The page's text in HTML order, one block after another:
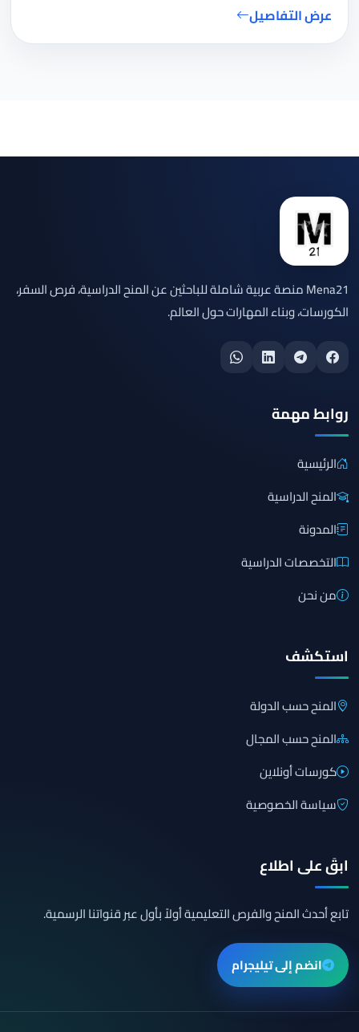
عرض التفاصيل
Mena21 منصة عربية شاملة للباحثين عن المنح الدراسية، فرص السفر،
الكورسات، وبناء المهارات حول العالم.
روابط مهمة
الرئيسية
المنح الدراسية
المدونة
التخصصات الدراسية
من نحن
استكشف
المنح حسب الدولة
المنح حسب المجال
كورسات أونلاين
سياسة الخصوصية
ابقَ على اطلاع
تابع أحدث المنح والفرص التعليمية أولاً بأول عبر قنواتنا الرسمية.
انضم إلى تيليجرام